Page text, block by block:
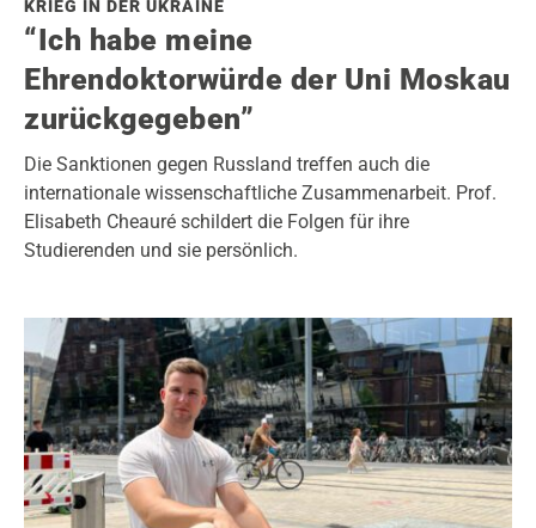
KRIEG IN DER UKRAINE
“Ich habe meine
Ehrendoktorwürde der Uni Moskau
zurückgegeben”
Die Sanktionen gegen Russland treffen auch die
internationale wissenschaftliche Zusammenarbeit. Prof.
Elisabeth Cheauré schildert die Folgen für ihre
Studierenden und sie persönlich.